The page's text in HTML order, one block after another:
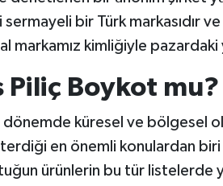
sermayeli bir Türk markasıdır
markamız kimliğiyle
Piliç Boykot mu?
dönemde küresel ve bölgesel
en önemli konulardan
ürünlerin bu tür listelerde